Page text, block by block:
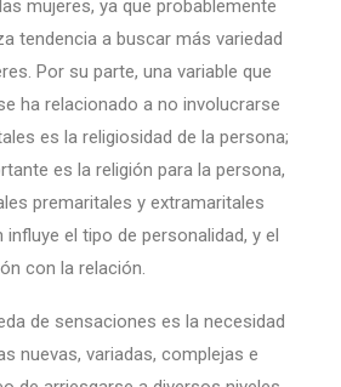
mujeres, ya que probablemente
tendencia a buscar más variedad
Por su parte, una variable que
ha relacionado a no involucrarse
es la religiosidad de la persona;
es la religión para la persona,
premaritales y extramaritales
el tipo de personalidad, y el
con la relación.
de sensaciones es la necesidad
nuevas, variadas, complejas e